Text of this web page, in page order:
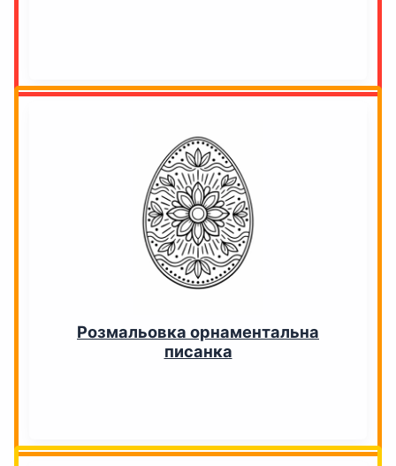
Розмальовка орнаментальна
писанка